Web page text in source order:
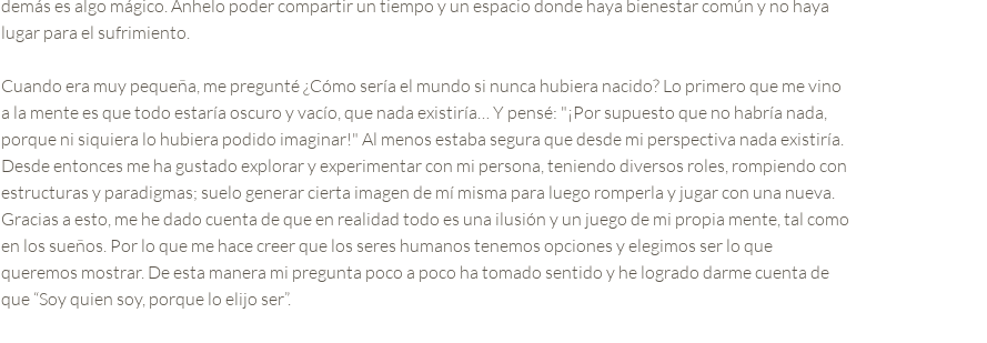
demás es algo mágico. Anhelo poder compartir un tiempo y un espacio donde haya bienestar común y no haya
lugar para el sufrimiento.
Cuando era muy pequeña, me pregunté ¿Cómo sería el mundo si nunca hubiera nacido? Lo primero que me vino
a la mente es que todo estaría oscuro y vacío, que nada existiría… Y pensé: "¡Por supuesto que no habría nada,
porque ni siquiera lo hubiera podido imaginar!" Al menos estaba segura que desde mi perspectiva nada existiría.
Desde entonces me ha gustado explorar y experimentar con mi persona, teniendo diversos roles, rompiendo con
estructuras y paradigmas; suelo generar cierta imagen de mí misma para luego romperla y jugar con una nueva.
Gracias a esto, me he dado cuenta de que en realidad todo es una ilusión y un juego de mi propia mente, tal como
en los sueños. Por lo que me hace creer que los seres humanos tenemos opciones y elegimos ser lo que
queremos mostrar. De esta manera mi pregunta poco a poco ha tomado sentido y he logrado darme cuenta de
que “Soy quien soy, porque lo elijo ser”.